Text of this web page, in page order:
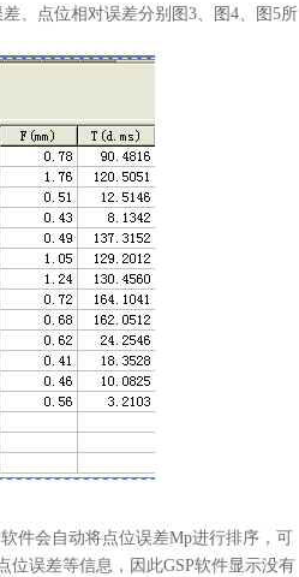
、点位相对误差分别图3、图4、图5所
件会自动将点位误差Mp进行排序，可
误差等信息，因此GSP软件显示没有